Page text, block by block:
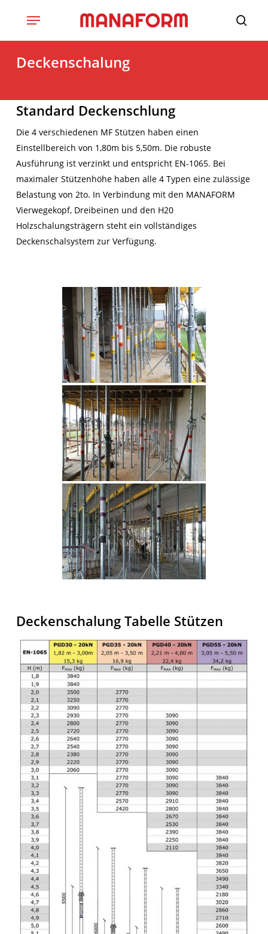
main
Deckenschalung
Standard Deckenschlung
Die 4 verschiedenen MF Stützen haben einen
Einstellbereich von 1,80m bis 5,50m. Die robuste
Ausführung ist verzinkt und entspricht EN-1065. Bei
maximaler Stützenhöhe haben alle 4 Typen eine zulässige
Belastung von 2to. In Verbindung mit den MANAFORM
Vierwegekopf, Dreibeinen und den H20
Holzschalungsträgern steht ein vollständiges
Deckenschalsystem zur Verfügung.
Deckenschalung Tabelle Stützen